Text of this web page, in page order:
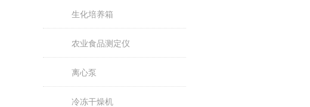
生化培养箱
农业食品测定仪
离心泵
冷冻干燥机